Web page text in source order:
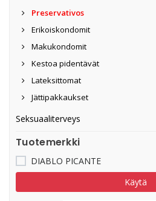
Preservativos
Erikoiskondomit
Makukondomit
Kestoa pidentävät
Lateksittomat
Jättipakkaukset
Seksuaaliterveys
Tuotemerkki
DIABLO PICANTE
Käytä